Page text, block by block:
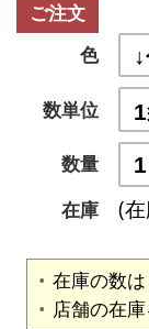
ご注文
色
数単位
数量
在庫
(
在庫の数は
店舗の在